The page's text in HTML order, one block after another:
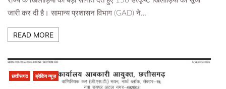
जारी कर दी है। सामान्य प्रशासन विभाग (GAD) ने…
READ MORE
छत्तीसगढ ब्रेकिंग न्यूज़